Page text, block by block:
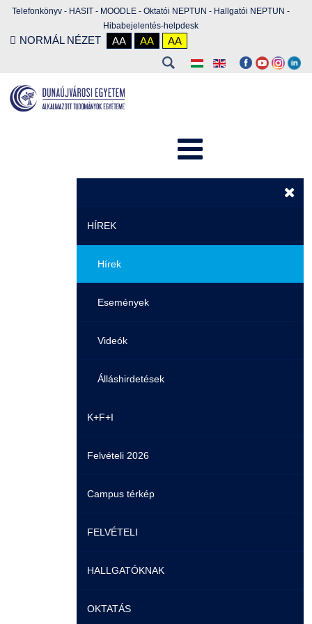
Telefonkönyv - HASIT - MOODLE - Oktatói NEPTUN - Hallgatói NEPTUN -
Hibabejelentés-helpdesk
NORMÁL NÉZET AA AA AA
HÍREK
Hírek
Események
Videók
Álláshirdetések
K+F+I
Felvételi 2026
Campus térkép
FELVÉTELI
Pontozási rendszer szabályai
Felvetteknek
HALLGATÓKNAK
Képzéseink
OKTATÁS